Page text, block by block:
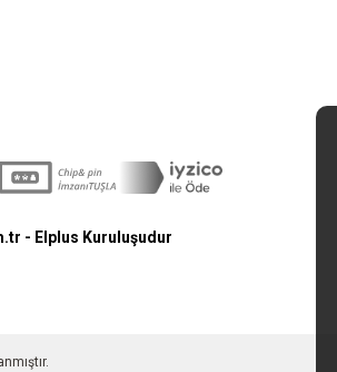
- Elplus Kuruluşudur